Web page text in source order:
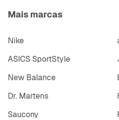
Mais marcas
Nike
ASICS SportStyle
New Balance
Dr. Martens
Saucony